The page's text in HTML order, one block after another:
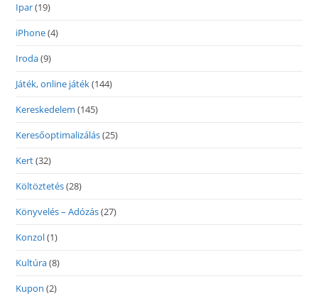
Ipar(19)
iPhone(4)
Iroda(9)
Játék, online játék(144)
Kereskedelem (145)
Keresőoptimalizálás(25)
Kert(32)
Költöztetés(28)
Könyvelés – Adózás(27)
Konzol(1)
Kultúra(8)
Kupon (2)